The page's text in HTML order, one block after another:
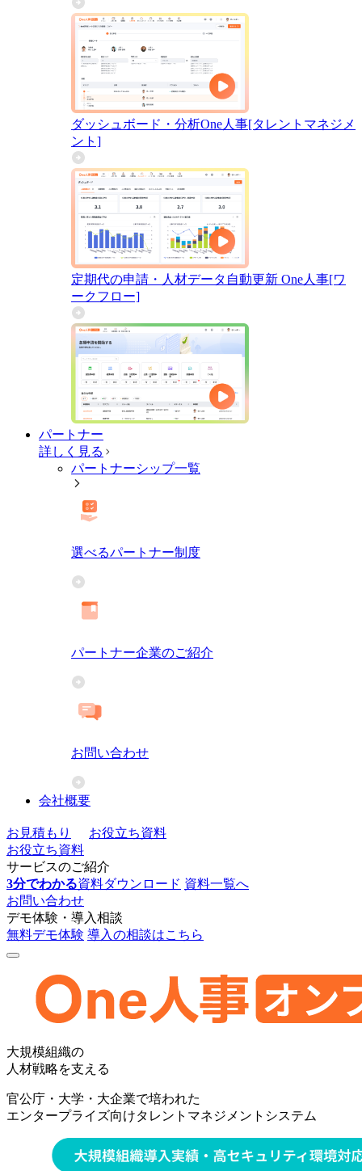
ダッシュボード・分析One人事[タレントマネジメ
ント]
定期代の申請・人材データ自動更新 One人事[ワ
ークフロー]
パートナー
詳しく見る
パートナーシップ一覧
選べるパートナー制度
パートナー企業のご紹介
お問い合わせ
会社概要
お見積もり
お役立ち資料
お役立ち資料
サービスのご紹介
3分でわかる資料ダウンロード 資料一覧へ
お問い合わせ
デモ体験・導入相談
無料デモ体験 導入の相談はこちら
人
事
[タ
大規模組織の
人材戦略を支える
官公庁・大学・大企業で培われた
エンタープライズ向けタレントマネジメントシステム